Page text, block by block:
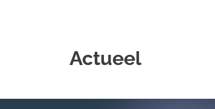
Actueel